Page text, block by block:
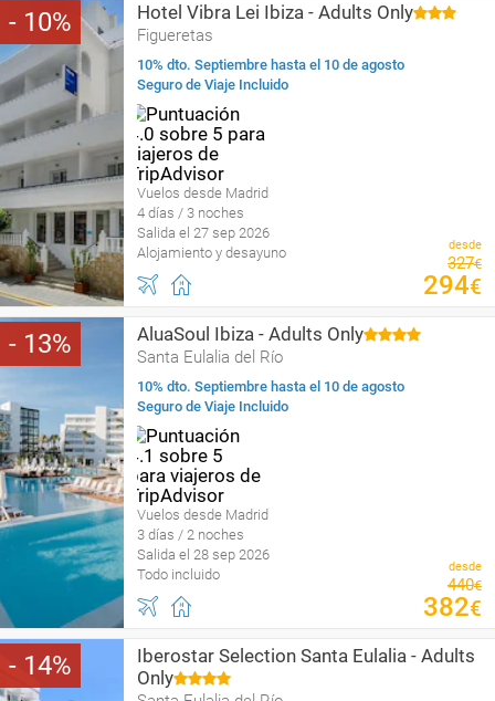
10 Hotel Vibra Lei Ibiza - Adults Only
Figueretas
10% dto. Septiembre hasta el 10 de agosto
Seguro de Viaje Incluido
Vuelos desde Madrid
4 días / 3 noches
Salida el 27 sep 2026
Alojamiento y desayuno
desde
327€
294€
13 AluaSoul Ibiza - Adults Only
Santa Eulalia del Río
10% dto. Septiembre hasta el 10 de agosto
Seguro de Viaje Incluido
Vuelos desde Madrid
3 días / 2 noches
Salida el 28 sep 2026
Todo incluido
desde
440€
382€
14
Iberostar Selection Santa Eulalia - Adults
Only